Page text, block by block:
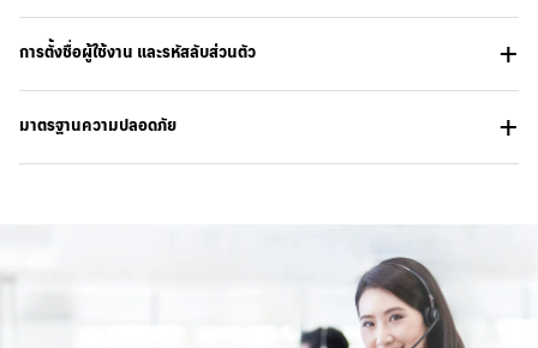
การตั้งชื่อผู้ใช้งาน และรหัสลับส่วนตัว
มาตรฐานความปลอดภัย